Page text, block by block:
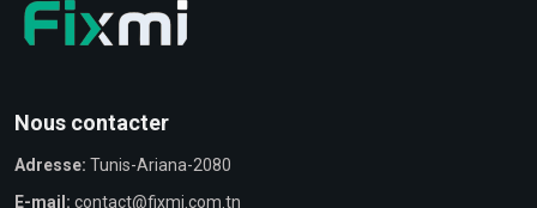
Nous contacter
Adresse: Tunis-Ariana-2080
E-mail: contact@fixmi.com.tn